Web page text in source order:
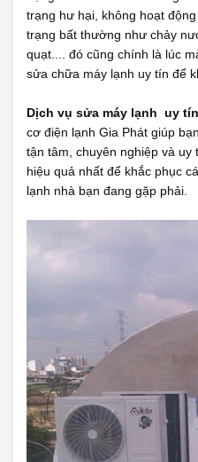
trạng hư hại, không hoạt
trạng bất thường như chảy
quạt.... đó cũng chính là lúc
sửa chữa máy lạnh uy tín để
Dịch vụ sửa máy lạnh uy
cơ điện lạnh Gia Phát giúp
tận tâm, chuyên nghiệp và
hiệu quả nhất để khắc phục
lạnh nhà bạn đang gặp phải.